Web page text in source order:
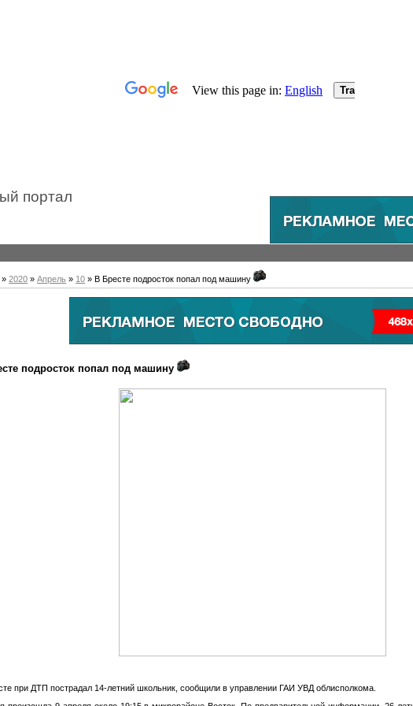
портал
»2020 » Апрель » 10 » В Бресте подросток попал под машину
подросток попал под машину
при ДТП пострадал 14-летний школьник, сообщили в управлении ГАИ УВД облисполкома.